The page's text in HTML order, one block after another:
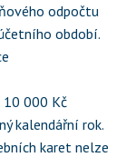
odpočtu
období.
10 000 Kč
kalendářní rok.
karet nelze